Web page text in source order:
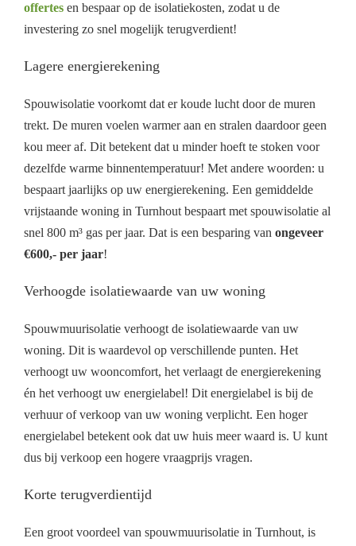
offertes en bespaar op de isolatiekosten, zodat u de
investering zo snel mogelijk terugverdient!
Lagere energierekening
Spouwisolatie voorkomt dat er koude lucht door de muren
trekt. De muren voelen warmer aan en stralen daardoor geen
kou meer af. Dit betekent dat u minder hoeft te stoken voor
dezelfde warme binnentemperatuur! Met andere woorden: u
bespaart jaarlijks op uw energierekening. Een gemiddelde
vrijstaande woning in Turnhout bespaart met spouwisolatie al
snel 800 m³ gas per jaar. Dat is een besparing van ongeveer
€600,- per jaar!
Verhoogde isolatiewaarde van uw woning
Spouwmuurisolatie verhoogt de isolatiewaarde van uw
woning. Dit is waardevol op verschillende punten. Het
verhoogt uw wooncomfort, het verlaagt de energierekening
én het verhoogt uw energielabel! Dit energielabel is bij de
verhuur of verkoop van uw woning verplicht. Een hoger
energielabel betekent ook dat uw huis meer waard is. U kunt
dus bij verkoop een hogere vraagprijs vragen.
Korte terugverdientijd
Een groot voordeel van spouwmuurisolatie in Turnhout, is